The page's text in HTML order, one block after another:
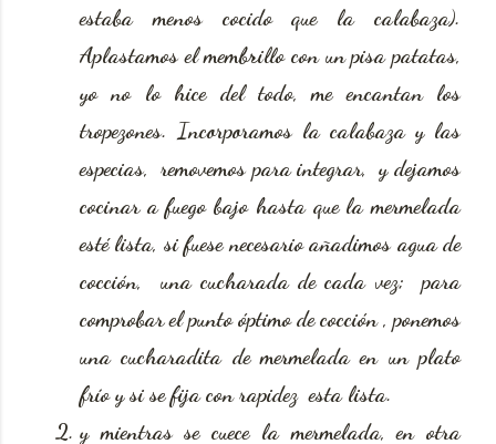
estaba menos cocido que la calabaza).
Aplastamos el membrillo con un pisa patatas,
yo no lo hice del todo, me encantan los
tropezones. Incorporamos la calabaza y las
especias, removemos para integrar, y dejamos
cocinar a fuego bajo hasta que la mermelada
esté lista, si fuese necesario añadimos agua de
cocción, una cucharada de cada vez; para
comprobar el punto óptimo de cocción , ponemos
una cucharadita de mermelada en un plato
frío y si se fija con rapidez esta lista.
y mientras se cuece la mermelada, en otra